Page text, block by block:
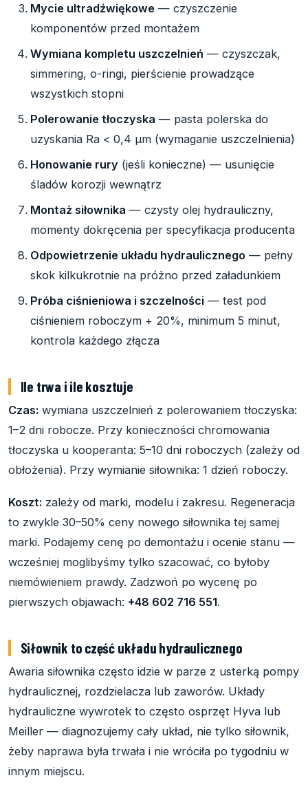
Mycie ultradźwiękowe — czyszczenie
komponentów przed montażem
Wymiana kompletu uszczelnień — czyszczak,
simmering, o-ringi, pierścienie prowadzące
wszystkich stopni
Polerowanie tłoczyska — pasta polerska do
uzyskania Ra < 0,4 µm (wymaganie uszczelnienia)
Honowanie rury (jeśli konieczne) — usunięcie
śladów korozji wewnątrz
Montaż siłownika — czysty olej hydrauliczny,
momenty dokręcenia per specyfikacja producenta
Odpowietrzenie układu hydraulicznego — pełny
skok kilkukrotnie na próżno przed załadunkiem
Próba ciśnieniowa i szczelności — test pod
ciśnieniem roboczym + 20%, minimum 5 minut,
kontrola każdego złącza
Ile trwa i ile kosztuje
Czas: wymiana uszczelnień z polerowaniem tłoczyska:
1–2 dni robocze. Przy konieczności chromowania
tłoczyska u kooperanta: 5–10 dni roboczych (zależy od
obłożenia). Przy wymianie siłownika: 1 dzień roboczy.
Koszt: zależy od marki, modelu i zakresu. Regeneracja
to zwykle 30–50% ceny nowego siłownika tej samej
marki. Podajemy cenę po demontażu i ocenie stanu —
wcześniej moglibyśmy tylko szacować, co byłoby
niemówieniem prawdy. Zadzwoń po wycenę po
pierwszych objawach: +48 602 716 551.
Siłownik to część układu hydraulicznego
Awaria siłownika często idzie w parze z usterką pompy
hydraulicznej, rozdzielacza lub zaworów. Układy
hydrauliczne wywrotek to często osprzęt Hyva lub
Meiller — diagnozujemy cały układ, nie tylko siłownik,
żeby naprawa była trwała i nie wróciła po tygodniu w
innym miejscu.